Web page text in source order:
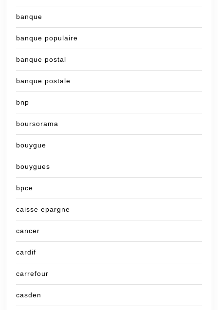
banque
banque populaire
banque postal
banque postale
bnp
boursorama
bouygue
bouygues
bpce
caisse epargne
cancer
cardif
carrefour
casden